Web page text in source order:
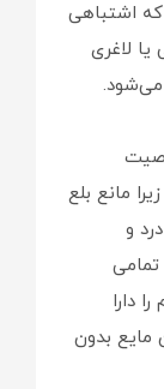
اشتباهی
لاغری
می‌شود.
مانع بلع
و
دارا
مایع بدون